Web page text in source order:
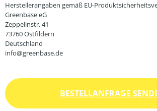
Herstellerangaben gemäß EU-
Greenbase eG
Zeppelinstr. 41
73760 Ostfildern
Deutschland
info@greenbase.de
BESTELLANFRAGE